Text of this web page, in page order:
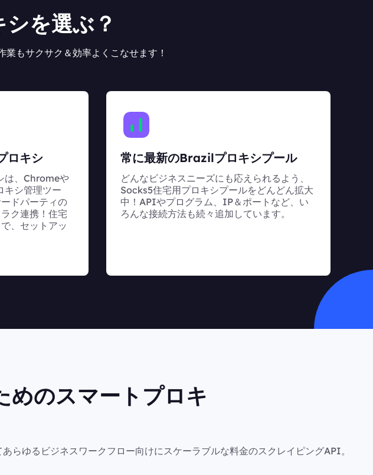
を選ぶ？
もサクサク＆効率よくこなせます！
ロキシ
は、Chromeや
キシ管理ツー
ドパーティの
ク連携！住宅
、セットアッ
常に最新のBrazilプロキシプール
どんなビジネスニーズにも応えられるよう、
Socks5住宅用プロキシプールをどんどん拡大
中！APIやプログラム、IP＆ポートなど、い
ろんな接続方法も続々追加しています。
のスマートプロキ
ゆるビジネスワークフロー向けにスケーラブルな料金のスクレイピングAPI。